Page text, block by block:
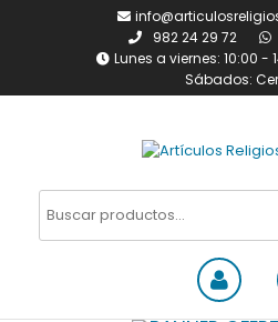
982 24 29 72
Lunes a viernes: 10:00 -
Sábados:
Artículos
Buscar